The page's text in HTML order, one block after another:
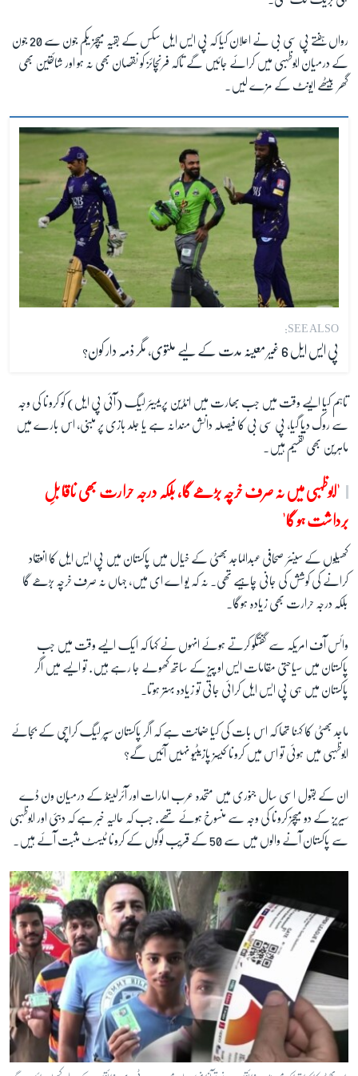
رواں ہفتے پی سی بی نے اعلان کیا کہ پی ایس ایل سکس کے بقیہ میچز یکم جون سے 20 جون
کے درمیان ابوظہبی میں کرائے جائیں گے تاکہ فرنچائز کو نقصان بھی نہ ہو اور شائقین بھی
گھر بیٹھے ایونٹ کے مزے لیں۔
SEE ALSO:
پی ایس ایل 6 غیر معینہ مدت کے لیے ملتوی، مگر ذمہ دار کون؟
تاہم کیا ایسے وقت میں جب بھارت میں انڈین پریمیئر لیگ (آئی پی ایل) کو کرونا کی وجہ
سے روک دیا گیا، پی سی بی کا فیصلہ دانش مندانہ ہے یا جلد بازی پر مبنی، اس بارے میں
ماہرین بھی تقسیم ہیں۔
'ابوظہبی میں نہ صرف خرچہ بڑھے گا، بلکہ درجہ حرارت بھی ناقابلِ
برداشت ہو گا'
کھیلوں کے سینئر صحافی عبدالماجد بھٹی کے خیال میں پاکستان میں پی ایس ایل کا انعقاد
کرانے کی کوشش کی جانی چاہیے تھی۔ نہ کہ یو اے ای میں، جہاں نہ صرف خرچہ بڑھے گا
بلکہ درجہ حرارت بھی زیادہ ہوگا۔
وائس آف امریکہ سے گفتگو کرتے ہوئے انہوں نے کہا کہ ایک ایسے وقت میں جب
پاکستان میں سیاحتی مقامات ایس او پیز کے ساتھ کھولے جا رہے ہیں. تو ایسے میں اگر
پاکستان میں ہی پی ایس ایل کرائی جاتی تو زیادہ بہتر ہوتا۔
ماجد بھٹی کا کہنا تھا کہ اس بات کی کیا ضمانت ہے کہ اگر پاکستان سپر لیگ کراچی کے بجائے
ابوظہبی میں ہوئی تو اس میں کرونا کیسز پازیٹیو نہیں آئیں گے؟
ان کے بقول اسی سال جنوری میں متحدہ عرب امارات اور آئرلینڈ کے درمیان ون ڈے
سیریز کے دو میچز کرونا کی وجہ سے منسوخ ہوئے تھے. جب کہ حالیہ خبر ہے کہ دبئی اور ابوظہبی
سے پاکستان آنے والوں میں سے 50 کے قریب لوگوں کے کرونا ٹیسٹ مثبت آئے ہیں۔